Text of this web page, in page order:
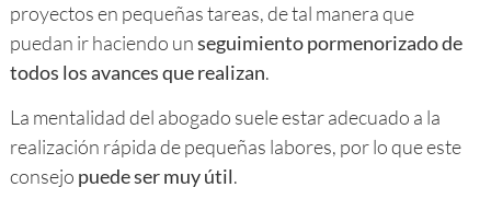
proyectos en pequeñas tareas, de tal manera que
puedan ir haciendo unseguimiento pormenorizado de
todos los avances que realizan.
La mentalidad del abogado suele estar adecuado a la
realización rápida de pequeñas labores, por lo que este
consejo puede ser muy útil.